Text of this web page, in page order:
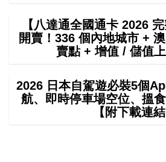
【八達通全國通卡 2026
開賣！336 個內地城市 +
賣點 + 增值 / 儲值
2026 日本自駕遊必裝5個
航、即時停車場空位、搵
【附下載連結